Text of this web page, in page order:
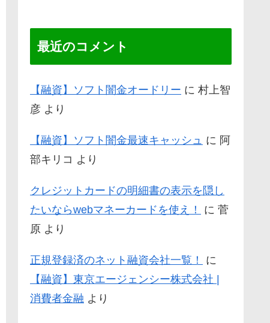
最近のコメント
【融資】ソフト闇金オードリー に 村上智
彦 より
【融資】ソフト闇金最速キャッシュ に 阿
部キリコ より
クレジットカードの明細書の表示を隠し
たいならwebマネーカードを使え！
に 菅
原 より
正規登録済のネット融資会社一覧！
に
【融資】東京エージェンシー株式会社 |
消費者金融 より